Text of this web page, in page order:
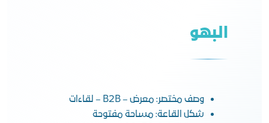
البهو
وصف مختصر: معرض – B2B – لقاءات
شكل القاعة: مساحة مفتوحة